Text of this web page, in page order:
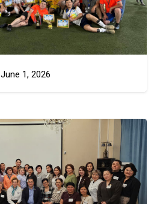
June 1, 2026